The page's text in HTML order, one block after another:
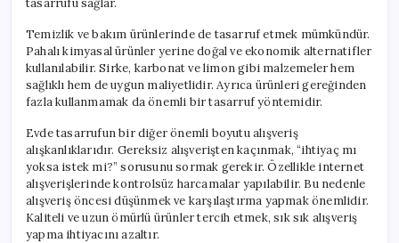
Temizlik ve bakım ürünlerinde de tasarruf etmek mümkündür.
Pahalı kimyasal ürünler yerine doğal ve ekonomik alternatifler
kullanılabilir. Sirke, karbonat ve limon gibi malzemeler hem
sağlıklı hem de uygun maliyetlidir. Ayrıca ürünleri gereğinden
fazla kullanmamak da önemli bir tasarruf yöntemidir.
Evde tasarrufun bir diğer önemli boyutu alışveriş
alışkanlıklarıdır. Gereksiz alışverişten kaçınmak, “ihtiyaç mı
yoksa istek mi?” sorusunu sormak gerekir. Özellikle internet
alışverişlerinde kontrolsüz harcamalar yapılabilir. Bu nedenle
alışveriş öncesi düşünmek ve karşılaştırma yapmak önemlidir.
Kaliteli ve uzun ömürlü ürünler tercih etmek, sık sık alışveriş
yapma ihtiyacını azaltır.